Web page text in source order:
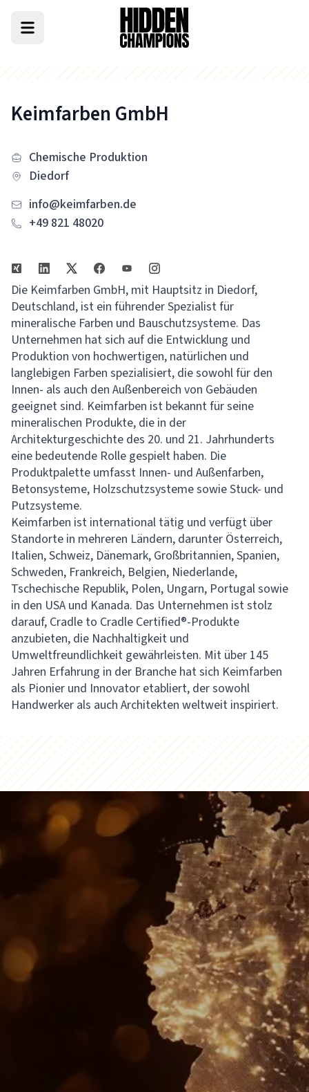
Keimfarben GmbH
Chemische Produktion
Diedorf
info@keimfarben.de
+49 821 48020
Die Keimfarben GmbH, mit Hauptsitz in Diedorf,
Deutschland, ist ein führender Spezialist für
mineralische Farben und Bauschutzsysteme. Das
Unternehmen hat sich auf die Entwicklung und
Produktion von hochwertigen, natürlichen und
langlebigen Farben spezialisiert, die sowohl für den
Innen- als auch den Außenbereich von Gebäuden
geeignet sind. Keimfarben ist bekannt für seine
mineralischen Produkte, die in der
Architekturgeschichte des 20. und 21. Jahrhunderts
eine bedeutende Rolle gespielt haben. Die
Produktpalette umfasst Innen- und Außenfarben,
Betonsysteme, Holzschutzsysteme sowie Stuck- und
Putzsysteme.
Keimfarben ist international tätig und verfügt über
Standorte in mehreren Ländern, darunter Österreich,
Italien, Schweiz, Dänemark, Großbritannien, Spanien,
Schweden, Frankreich, Belgien, Niederlande,
Tschechische Republik, Polen, Ungarn, Portugal sowie
in den USA und Kanada. Das Unternehmen ist stolz
darauf, Cradle to Cradle Certified®-Produkte
anzubieten, die Nachhaltigkeit und
Umweltfreundlichkeit gewährleisten. Mit über 145
Jahren Erfahrung in der Branche hat sich Keimfarben
als Pionier und Innovator etabliert, der sowohl
Handwerker als auch Architekten weltweit inspiriert.